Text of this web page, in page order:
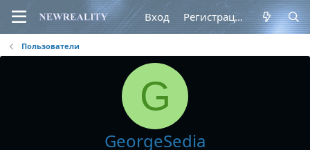
Вход Регистрация
Пользователи
G
GeorgeSedia